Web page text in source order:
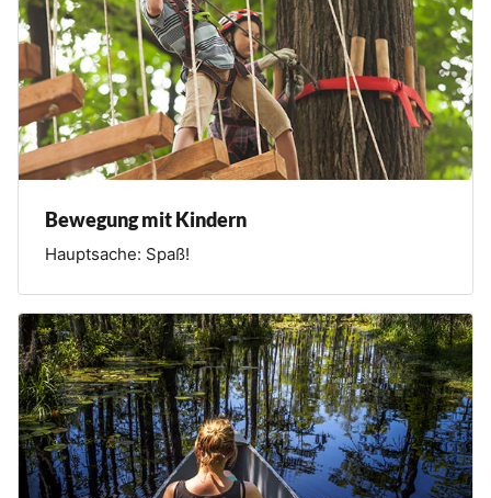
Bewegung mit Kindern
Hauptsache: Spaß!